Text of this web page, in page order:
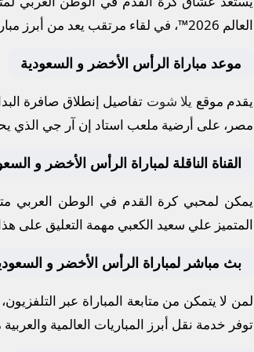
العالم 2026™
، في لقاء مرتقب يعد من أبرز
موعد مباراة الرأس الأخضر و السعودية
يقدم موقع يلا شوت تفاصيل إنطلاق صافرة
مصر، على أرضية ملعب استاد إن آر جي الذي
القناة الناقلة لمباراة الرأس الأخضر و
يمكن لمحبي كرة القدم في الوطن العربي
المتميز علي سعيد الكعبي مهمة التعليق على
بث مباشر لمباراة الرأس الأخضر و
لمن لا يتمكن من متابعة المباراة عبر
توفر خدمة نقل أبرز المباريات العالمية